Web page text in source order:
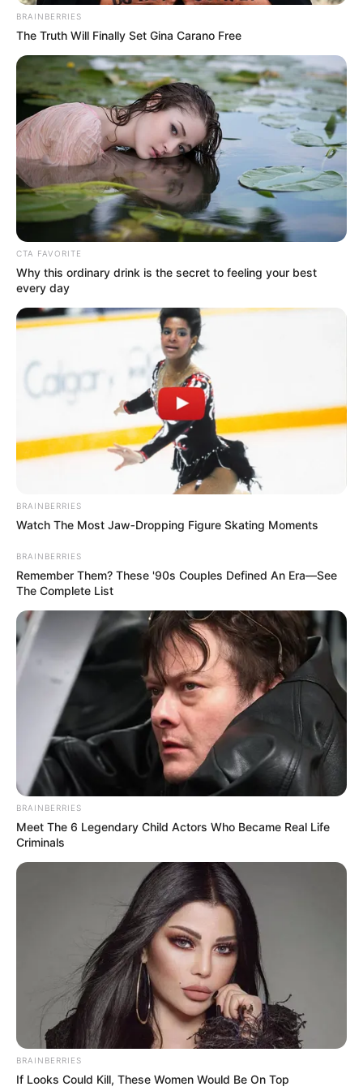
νόμιμες διοικητικές κυρώσεις.
Περισσότερα νέα από την Εύβοια
Βαρύ πένθος στην Εύβοια για αγαπημένο
καθηγητή
Την λένε «Κυκλάδες χωρίς πλοίο» και είναι 1
ώρα από Χαλκίδα – Υπερβολή ή όχι;
Θλίψη στην Εύβοια για γυναίκα
Ακολουθήστε το evianews.com στοGoogle
ΤΑ ΠΙΟ ΔΗΜΟΦΙΛΗ
BRAINBERRIES
The Truth Will Finally Set Gina Carano Free
CTA FAVORITE
Why this ordinary drink is the secret to feeling your best
every day
BRAINBERRIES
Watch The Most Jaw‑Dropping Figure Skating Moments
BRAINBERRIES
Remember Them? These '90s Couples Defined An Era—See
The Complete List
BRAINBERRIES
Meet The 6 Legendary Child Actors Who Became Real Life
Criminals
BRAINBERRIES
If Looks Could Kill, These Women Would Be On Top